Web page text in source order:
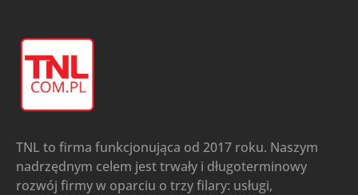
TNL to firma funkcjonująca od 2017 roku. Naszym
nadrzędnym celem jest trwały i długoterminowy
rozwój firmy w oparciu o trzy filary: usługi,